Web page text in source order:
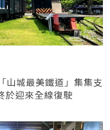
山城最美鐵道」集集支
於迎來全線復駛